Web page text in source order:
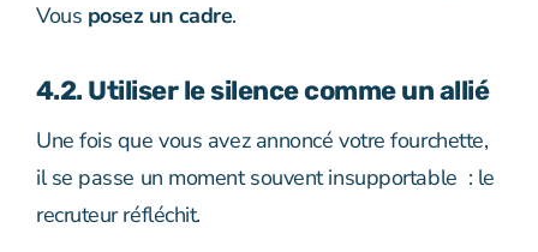
Vous posez un cadre.
4.2. Utiliser le silence comme un allié
Une fois que vous avez annoncé votre fourchette,
il se passe un moment souvent insupportable : le
recruteur réfléchit.